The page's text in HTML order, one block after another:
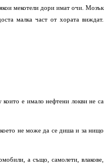
мекотели дори имат очи. Мозък
малка част от хората виждат.
които е имало нефтени локви не са
не може да се диша и за нищо
а също, самолети, влакове,